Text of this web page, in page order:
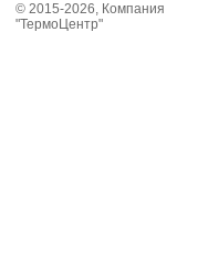
© 2015-2026, Компания
"ТермоЦентр"